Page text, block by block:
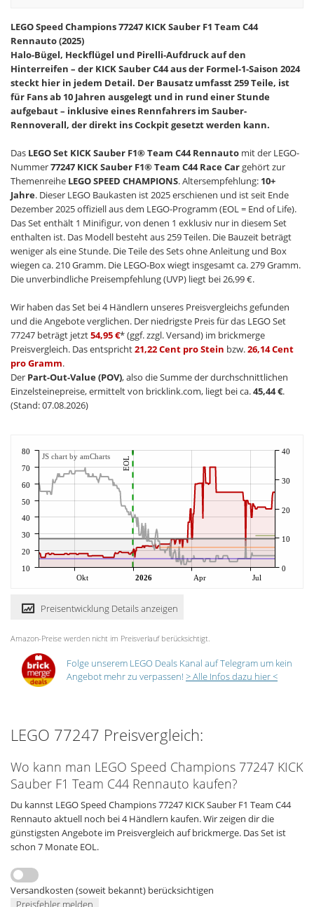
LEGO Speed Champions 77247 KICK Sauber F1 Team C44
Rennauto (2025)
Halo-Bügel, Heckflügel und Pirelli-Aufdruck auf den
Hinterreifen – der KICK Sauber C44 aus der Formel-1-Saison 2024
steckt hier in jedem Detail. Der Bausatz umfasst 259 Teile, ist
für Fans ab 10 Jahren ausgelegt und in rund einer Stunde
aufgebaut – inklusive eines Rennfahrers im Sauber-
Rennoverall, der direkt ins Cockpit gesetzt werden kann.
Das LEGO Set KICK Sauber F1® Team C44 Rennauto mit der LEGO-
Nummer77247 KICK Sauber F1® Team C44 Race Cargehört zur
Themenreihe LEGO SPEED CHAMPIONS. Altersempfehlung: 10+
Jahre. Dieser LEGO Baukasten ist 2025 erschienen und ist seit Ende
Dezember 2025 offiziell aus dem LEGO-Programm (EOL = End of Life).
Das Set enthält 1 Minifigur, von denen 1 exklusiv nur in diesem Set
enthalten ist. Das Modell besteht aus 259 Teilen. Die Bauzeit beträgt
weniger als eine Stunde. Die Teile des Sets ohne Anleitung und Box
wiegen ca. 210 Gramm. Die LEGO-Box wiegt insgesamt ca. 279 Gramm.
Die unverbindliche Preisempfehlung (UVP) liegt bei 26,99 €.
Wir haben das Set bei 4 Händlern unseres Preisvergleichs gefunden
und die Angebote verglichen. Der niedrigste Preis für das LEGO Set
77247 beträgt jetzt54,95 €* (ggf. zzgl. Versand) im brickmerge
Preisvergleich. Das entspricht21,22 Cent pro Stein bzw.26,14 Cent
pro Gramm.
Der Part-Out-Value (POV), also die Summe der durchschnittlichen
Einzelsteinepreise, ermittelt von bricklink.com, liegt bei ca.45,44 €.
(Stand: 07.08.2026)
Okt 2026 Apr Jul
EOL
10
20
30
40
50
60
70
80
0
10
20
30
40
JS chart by amCharts
Preisentwicklung Details anzeigen
Amazon-Preise werden nicht im Preisverlauf berücksichtigt.
Folge unserem LEGO Deals Kanal auf Telegram um kein
Angebot mehr zu verpassen! > Alle Infos dazu hier <
LEGO 77247 Preisvergleich:
Wo kann man LEGO Speed Champions 77247 KICK
Sauber F1 Team C44 Rennauto kaufen?
Du kannst LEGO Speed Champions 77247 KICK Sauber F1 Team C44
Rennauto aktuell noch bei 4 Händlern kaufen. Wir zeigen dir die
günstigsten Angebote im Preisvergleich auf brickmerge. Das Set ist
schon 7 Monate EOL.
Versandkosten (soweit bekannt) berücksichtigen
Preisfehler melden